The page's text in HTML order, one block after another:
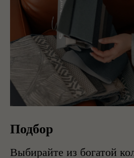
Подбор
Выбирайте из богатой